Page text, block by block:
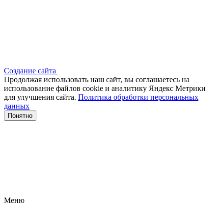
Создание сайта
Продолжая использовать наш сайт, вы соглашаетесь на
использование файлов сооkіе и аналитику Яндекс Метрики
для улучшения сайта. Политика обработки персональных
данных
Понятно
Меню